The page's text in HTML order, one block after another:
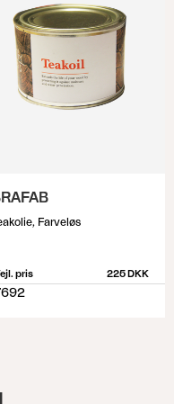
Farveløs
pris 225 DKK